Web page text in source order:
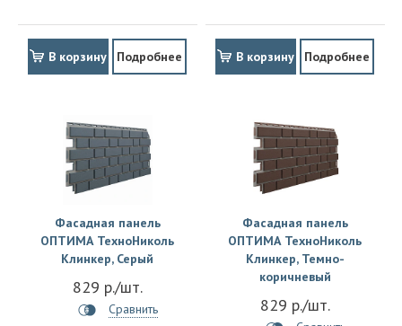
В корзину Подробнее В корзину Подробнее
Фасадная панель
ОПТИМА ТехноНиколь
Клинкер, Серый
829 р./шт.
Сравнить
Фасадная панель
ОПТИМА ТехноНиколь
Клинкер, Темно-
коричневый
829 р./шт.